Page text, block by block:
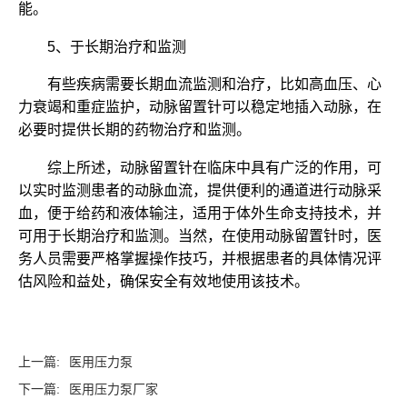
能。
5、于长期治疗和监测
有些疾病需要长期血流监测和治疗，比如高血压、心
力衰竭和重症监护，动脉留置针可以稳定地插入动脉，在
必要时提供长期的药物治疗和监测。
综上所述，动脉留置针在临床中具有广泛的作用，可
以实时监测患者的动脉血流，提供便利的通道进行动脉采
血，便于给药和液体输注，适用于体外生命支持技术，并
可用于长期治疗和监测。当然，在使用动脉留置针时，医
务人员需要严格掌握操作技巧，并根据患者的具体情况评
估风险和益处，确保安全有效地使用该技术。‍
上一篇:
医用压力泵
下一篇:
医用压力泵厂家